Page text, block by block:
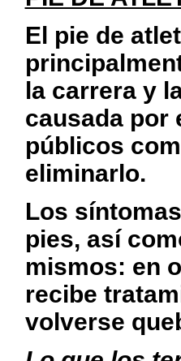
El pie de
la carrera y
causada por
públi­cos
eliminarlo.
Los
pies, así
mis­mos: en
recibe
volverse